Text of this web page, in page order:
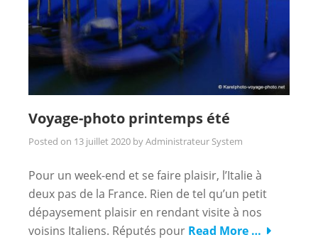
Voyage-photo printemps été
Posted on 13 juillet 2020 byAdministrateur System
Pour un week-end et se faire plaisir, l’Italie à
deux pas de la France. Rien de tel qu’un petit
dépaysement plaisir en rendant visite à nos
voisins Italiens. Réputés pour Read More …